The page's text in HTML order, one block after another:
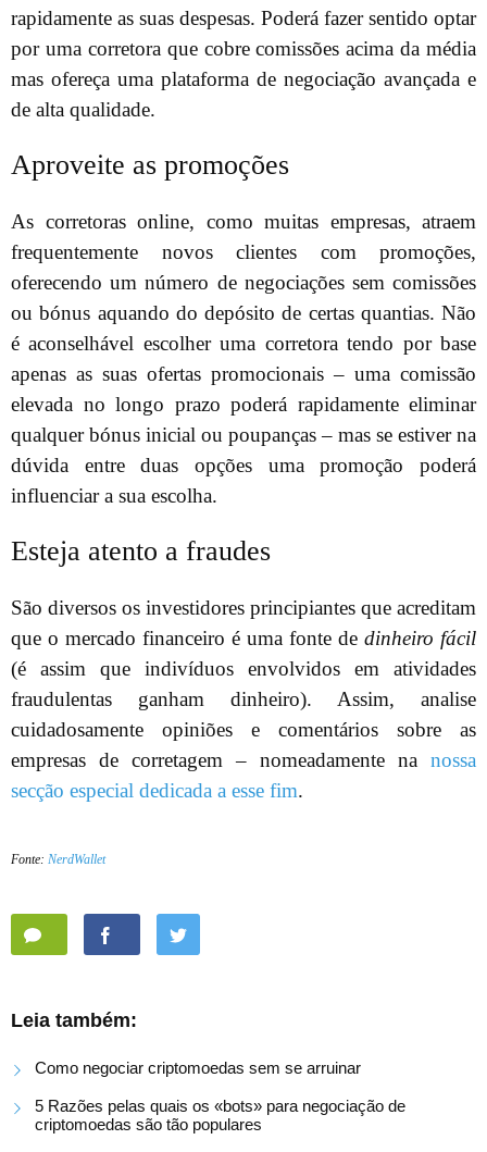
rapidamente as suas despesas. Poderá fazer sentido optar
por uma corretora que cobre comissões acima da média
mas ofereça uma plataforma de negociação avançada e
de alta qualidade.
Aproveite as promoções
As corretoras online, como muitas empresas, atraem
frequentemente novos clientes com promoções,
oferecendo um número de negociações sem comissões
ou bónus aquando do depósito de certas quantias. Não
é aconselhável escolher uma corretora tendo por base
apenas as suas ofertas promocionais – uma comissão
elevada no longo prazo poderá rapidamente eliminar
qualquer bónus inicial ou poupanças – mas se estiver na
dúvida entre duas opções uma promoção poderá
influenciar a sua escolha.
Esteja atento a fraudes
São diversos os investidores principiantes que acreditam
que o mercado financeiro é uma fonte de dinheiro fácil
(é assim que indivíduos envolvidos em atividades
fraudulentas ganham dinheiro). Assim, analise
cuidadosamente opiniões e comentários sobre as
empresas de corretagem – nomeadamente na nossa
secção especial dedicada a esse fim.
Fonte: NerdWallet
Leia também:
Como negociar criptomoedas sem se arruinar
5 Razões pelas quais os «bots» para negociação de
criptomoedas são tão populares